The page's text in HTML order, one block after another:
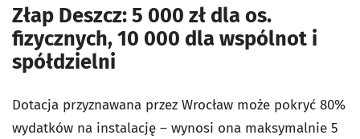
Złap Deszcz: 5 000 zł dla os.
fizycznych, 10 000 dla wspólnot i
spółdzielni
Dotacja przyznawana przez Wrocław może pokryć 80%
wydatków na instalację – wynosi ona maksymalnie 5